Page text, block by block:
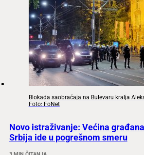
Blokada saobraćaja na Bulevaru kralja
Foto: FoNet
Novo istraživanje: Većina
Srbija ide u pogrešnom smeru